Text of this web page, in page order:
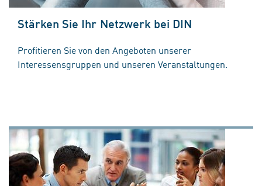
Stärken Sie Ihr Netzwerk bei DIN
Profitieren Sie von den Angeboten unserer
Interessensgruppen und unseren Veranstaltungen.